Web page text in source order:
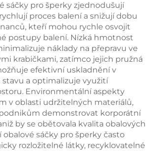
sáčky pro šperky zjednodušují
proces balení a snižují dobu
kteří mohou rychle osvojit
postupy balení. Nízká hmotnost
náklady na přepravu ve
krabičkami, zatímco jejich pružná
efektivní uskladnění v
a optimalizuje využití
Environmentální aspekty
v oblasti udržitelných materiálů,
demonstrovat korporátní
by se obětovala kvalita obalových
obalové sáčky pro šperky často
rozložitelné látky, recyklovatelné